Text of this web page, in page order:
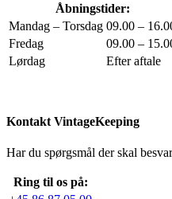
Åbningstider:
Mandag – Torsdag 09.00 –
Fredag
09.00 –
Lørdag
Efter aftale
Kontakt VintageKeeping
Har du spørgsmål der skal
Ring til os på: